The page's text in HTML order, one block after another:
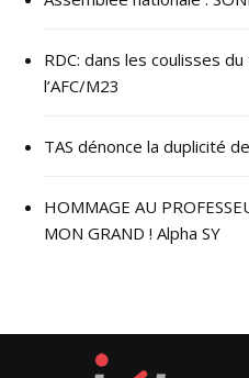
RDC: dans les coulisses
l’AFC/M23
TAS dénonce la duplicité
HOMMAGE AU
MON GRAND ! Alpha SY